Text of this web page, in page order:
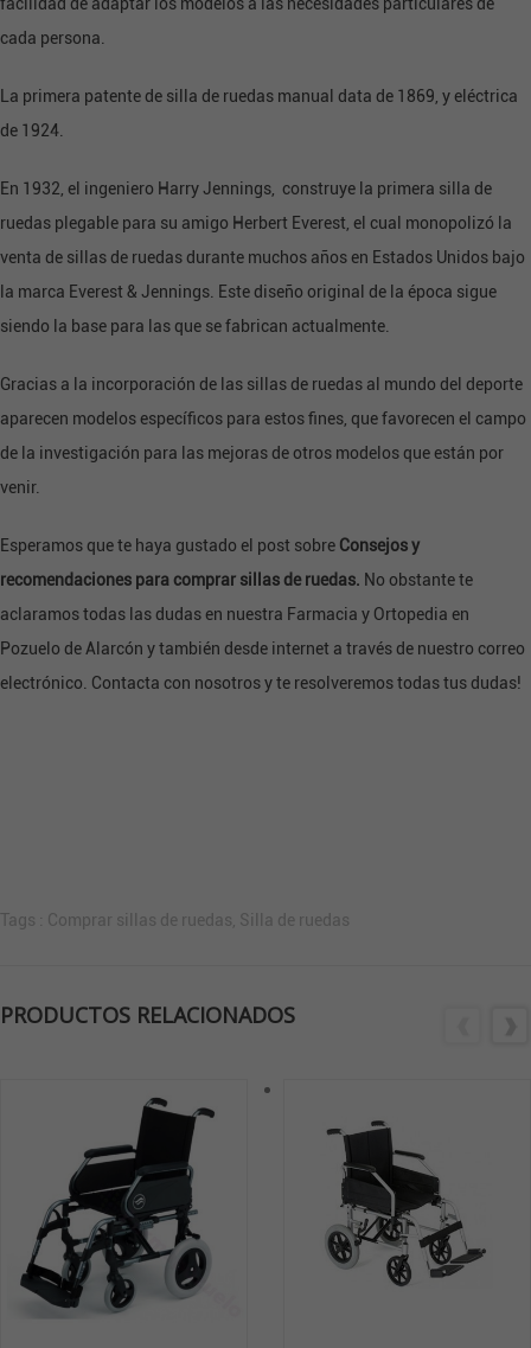
facilidad de adaptar los modelos a las necesidades particulares de
cada persona.
La primera patente de silla de ruedas manual data de 1869, y eléctrica
de 1924.
En 1932, el ingeniero Harry Jennings, construye la primera silla de
ruedas plegable para su amigo Herbert Everest, el cual monopolizó la
venta de sillas de ruedas durante muchos años en Estados Unidos bajo
la marca Everest & Jennings. Este diseño original de la época sigue
siendo la base para las que se fabrican actualmente.
Gracias a la incorporación de las sillas de ruedas al mundo del deporte
aparecen modelos específicos para estos fines, que favorecen el campo
de la investigación para las mejoras de otros modelos que están por
venir.
Esperamos que te haya gustado el post sobre Consejos y
recomendaciones para comprar sillas de ruedas. No obstante te
aclaramos todas las dudas en nuestra Farmacia y Ortopedia en
Pozuelo de Alarcón y también desde internet a través de nuestro correo
electrónico. Contacta con nosotros y te resolveremos todas tus dudas!
Tags : Comprar sillas de ruedas, Silla de ruedas
PRODUCTOS RELACIONADOS